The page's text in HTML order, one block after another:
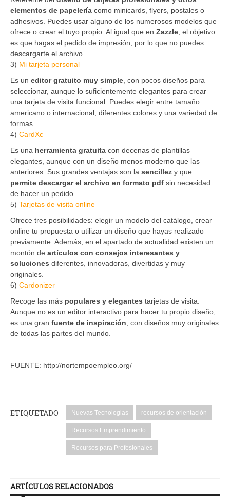
elementos de papelería como minicards, flyers, postales o
adhesivos. Puedes usar alguno de los numerosos modelos que
ofrece o crear el tuyo propio. Al igual que en Zazzle , el objetivo
es que hagas el pedido de impresión, por lo que no puedes
descargarte el archivo.
3) Mi tarjeta personal
Es un editor gratuito muy simple , con pocos diseños para
seleccionar, aunque lo suficientemente elegantes para crear
una tarjeta de visita funcional. Puedes elegir entre tamaño
americano o internacional, diferentes colores y una variedad de
formas.
4) CardXc
Es una herramienta gratuita con decenas de plantillas
elegantes, aunque con un diseño menos moderno que las
anteriores. Sus grandes ventajas son la sencillez y que
permite descargar el archivo en formato pdf sin necesidad
de hacer un pedido.
5) Tarjetas de visita online
Ofrece tres posibilidades: elegir un modelo del catálogo, crear
online tu propuesta o utilizar un diseño que hayas realizado
previamente. Además, en el apartado de actualidad existen un
montón de artículos con consejos interesantes y
soluciones diferentes, innovadoras, divertidas y muy
originales.
6) Cardonizer
Recoge las más populares y elegantes tarjetas de visita.
Aunque no es un editor interactivo para hacer tu propio diseño,
es una gran fuente de inspiración , con diseños muy originales
de todas las partes del mundo.
FUENTE: http://nortempoempleo.org/
ETIQUETADO Nuevas Tecnologias recursos de orientación
Recursos Emprendimiento
Recursos para Profesionales
ARTÍCULOS RELACIONADOS